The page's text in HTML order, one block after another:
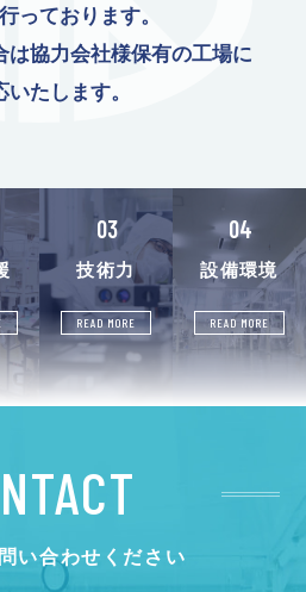
っております。
は協力会社様保有の工場に
いたします。
03
技術力
READ MORE
04
設備環境
READ MORE
い合わせください